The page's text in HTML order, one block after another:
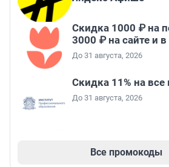
Скидка 1000 ₽ на
3000 ₽ на сайте и
До 31 августа, 2026
Скидка 11% на все
До 31 августа, 2026
Все промокоды